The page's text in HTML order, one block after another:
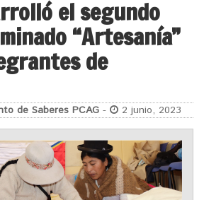
el segundo
“Artesanía”
de
de Saberes PCAG - 2 junio, 2023